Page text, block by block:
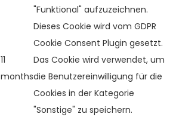
"Funktional" aufzuzeichnen.
11
months
Dieses Cookie wird vom GDPR
Cookie Consent Plugin gesetzt.
Das Cookie wird verwendet, um
die Benutzereinwilligung für die
Cookies in der Kategorie
"Sonstige" zu speichern.